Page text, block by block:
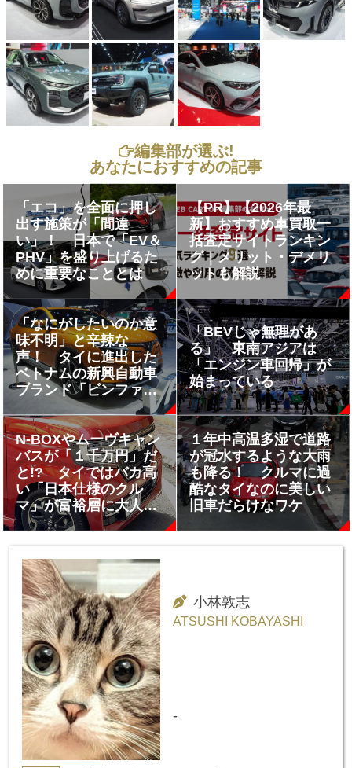
編集部が選ぶ!
あなたにおすすめの記事
「エコ」を全面に押し
出す施策が「間違
い」！ 日本で「EV＆
PHV」を盛り上げるた
めに重要なこととは
【PR】【2026年最
新】おすすめ車買取一
括査定サイトランキン
グ｜メリット・デメリ
ットも解説
「なにがしたいのか意
味不明」と辛辣な
声！ タイに進出した
ベトナムの新興自動車
ブランド「ビンファス
ト」の戦略が謎すぎる
「BEVじゃ無理があ
る」 東南アジアは
「エンジン車回帰」が
始まっている
N-BOXやムーヴキャン
バスが「１千万円」だ
と!? タイではバカ高
い「日本仕様のクル
マ」が富裕層に大人気
だった
１年中高温多湿で道路
が冠水するような大雨
も降る！ クルマに過
酷なタイなのに美しい
旧車だらけなワケ
小林敦志
ATSUSHI KOBAYASHI
-